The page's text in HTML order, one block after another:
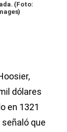
(Foto:
dólares
en 1321
que